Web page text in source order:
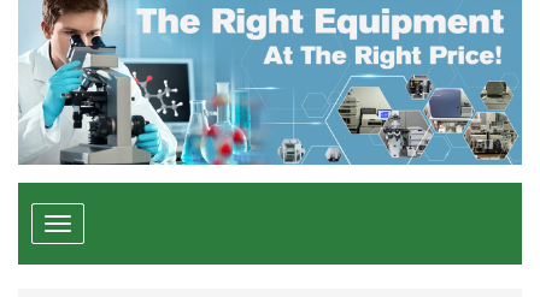
Toggle
navigation